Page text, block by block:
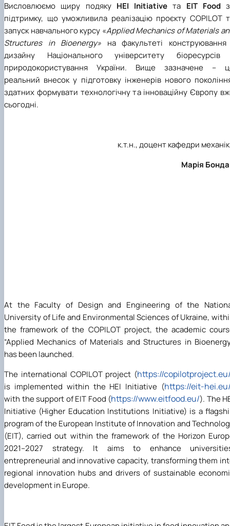
Висловлюємо щиру подяку HEI Initiative та EIT Food
підтримку, що уможливила реалізацію проєкту COPILOT
запуск навчального курсу «Applied Mechanics of Materials
Structures in Bioenergy» на факультеті конструювання
дизайну Національного університету біоресурсів
природокористування України. Вище зазначене –
реальний внесок у підготовку інженерів нового
здатних формувати технологічну та інноваційну Європу
сьогодні.
к.т.н., доцент кафедри
Марія
At the Faculty of Design and Engineering of the
University of Life and Environmental Sciences of Ukraine,
the framework of the COPILOT project, the academic
“Applied Mechanics of Materials and Structures in
has been launched.
The international COPILOT project (https://
is implemented within the HEI Initiative (https://eit-
with the support of EIT Food (https://www.eitfood.eu/). The
Initiative (Higher Education Institutions Initiative) is a
program of the European Institute of Innovation and
(EIT), carried out within the framework of the Horizon
2021–2027 strategy. It aims to enhance
entrepreneurial and innovative capacity, transforming them
regional innovation hubs and drivers of sustainable
development in Europe.